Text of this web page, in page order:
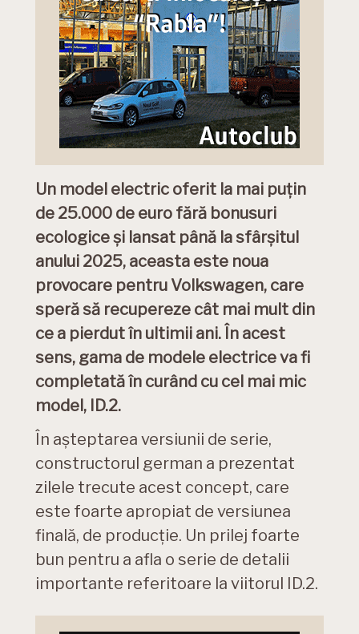
Un model electric oferit la mai puțin
de 25.000 de euro fără bonusuri
ecologice și lansat până la sfârșitul
anului 2025, aceasta este noua
provocare pentru Volkswagen, care
speră să recupereze cât mai mult din
ce a pierdut în ultimii ani. În acest
sens, gama de modele electrice va fi
completată în curând cu cel mai mic
model, ID.2.
În așteptarea versiunii de serie,
constructorul german a prezentat
zilele trecute acest concept, care
este foarte apropiat de versiunea
finală, de producție. Un prilej foarte
bun pentru a afla o serie de detalii
importante referitoare la viitorul ID.2.